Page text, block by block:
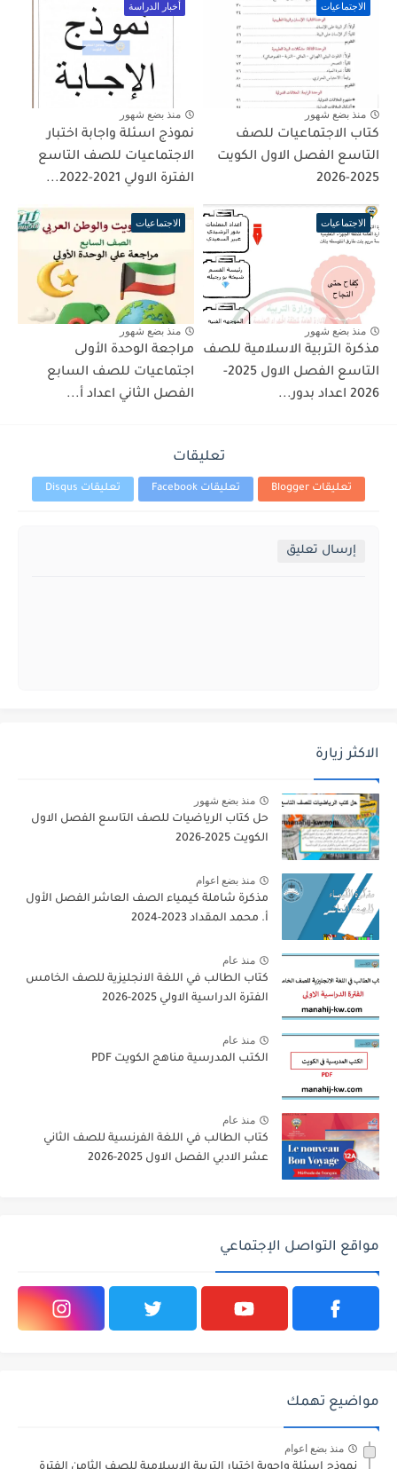
الاجتماعيات
منذ بضع شهور
كتاب الاجتماعيات للصف
التاسع الفصل الاول الكويت
2025-2026
أخبار الدراسة
منذ بضع شهور
نموذج اسئلة واجابة اختبار
الاجتماعيات للصف التاسع
الفترة الاولي 2021-2022...
الاجتماعيات
منذ بضع شهور
مذكرة التربية الاسلامية للصف
التاسع الفصل الاول 2025-
2026 اعداد بدور...
الاجتماعيات
منذ بضع شهور
مراجعة الوحدة الأولى
اجتماعيات للصف السابع
الفصل الثاني اعداد أ...
تعليقات
تعليقات Blogger تعليقات Facebook تعليقات Disqus
إرسال تعليق
الاكثر زيارة
منذ بضع شهور
حل كتاب الرياضيات للصف التاسع الفصل الاول
الكويت 2025-2026
منذ بضع اعوام
مذكرة شاملة كيمياء الصف العاشر الفصل الأول
أ. محمد المقداد 2023-2024
منذ عام
كتاب الطالب في اللغة الانجليزية للصف الخامس
الفترة الدراسية الاولي 2025-2026
منذ عام
الكتب المدرسية مناهج الكويت PDF
منذ عام
كتاب الطالب في اللغة الفرنسية للصف الثاني
عشر الادبي الفصل الاول 2025-2026
مواقع التواصل الإجتماعي
مواضيع تهمك
منذ بضع اعوام